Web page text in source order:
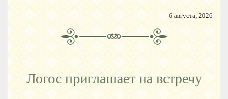
6 августа, 2026
Логос приглашает на встречу